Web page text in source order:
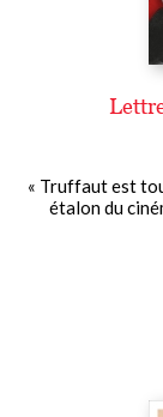
« Truffaut est
étalon du